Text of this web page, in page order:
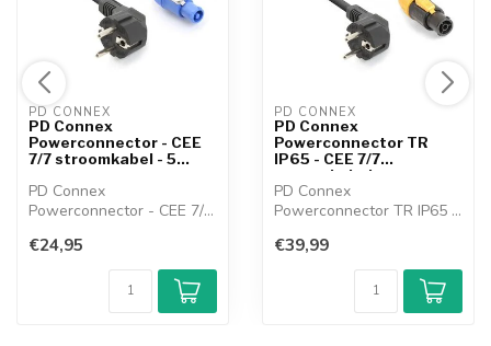
PD CONNEX
PD Connex
Powerconnector - CEE
7/7 stroomkabel - 5
PD Connex
Powerconnector - CEE 7/7
€24,95
PD CONNEX
PD Connex
Powerconnector TR
IP65 - CEE 7/7
stroomkabel - ...
PD Connex
Powerconnector TR IP65 -
€39,99